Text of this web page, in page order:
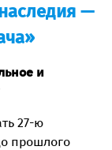
—
и
27-ю
прошлого